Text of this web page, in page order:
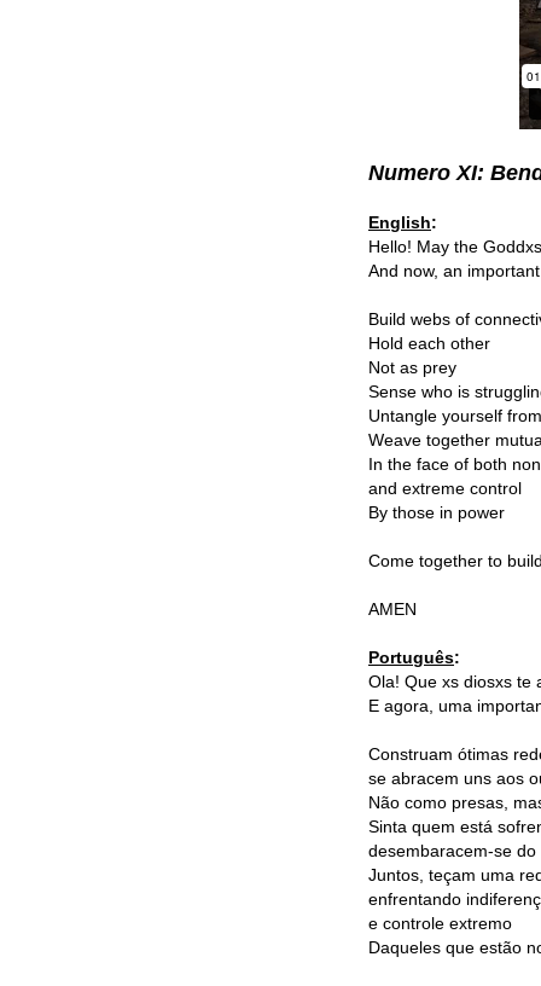
Numero XI:
English:
Hello! May the
And now, an
Build webs of
Hold each other
Not as prey
Sense who is
Untangle yourself
Weave together
In the face of both
and extreme control
By those in power
Come together to
AMEN
Português:
Ola! Que xs diosxs te
E agora, uma
Construam ótimas
se abracem uns aos
Não como presas,
Sinta quem está
desembaracem-se
Juntos, teçam uma
enfrentando
e controle extremo
Daqueles que estão